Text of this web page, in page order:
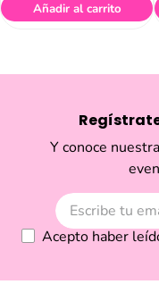
Añadir al carrito
Y conoce
Acepto haber